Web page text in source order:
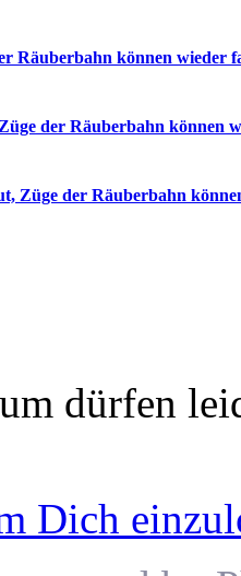
Räuberbahn können wieder
der Räuberbahn können
Züge der Räuberbahn
dürfen
Dich